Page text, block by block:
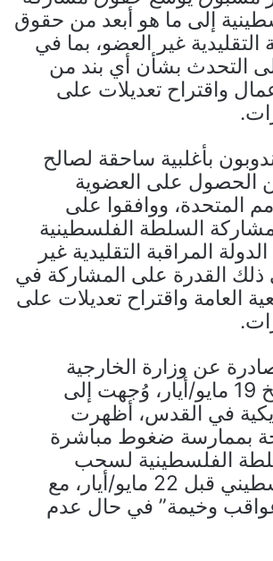
إلى ما هو أبعد من حقوق
التقليدية غير العضو، بما في
التحدث بشأن أي بند من
واقتراح تعديلات على
بأغلبية ساحقة لصالح
على العضوية
المتحدة، ووافقوا على
السلطة الفلسطينية
المراقبة التقليدية غير
ذلك القدرة على المشاركة في
العامة واقتراح تعديلات على
عن وزارة الخارجية
الأمريكية بتاريخ 19 مايو/أيار، وُجهت إلى
في القدس، أظهرت
بممارسة ضغوط مباشرة
الفلسطينية لسحب
الترشيح الفلسطيني قبل 22 مايو/أيار، مع
وخيمة” في حال عدم